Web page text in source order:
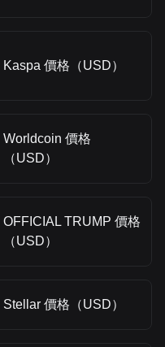
Kaspa 價格（USD）
Worldcoin 價格
（USD）
OFFICIAL TRUMP 價格
（USD）
Stellar 價格（USD）